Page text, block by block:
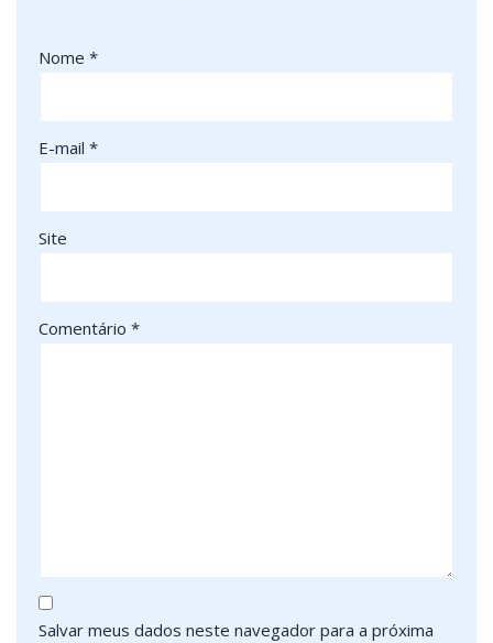
Nome *
E-mail *
Site
Comentário *
Salvar meus dados neste navegador para a próxima